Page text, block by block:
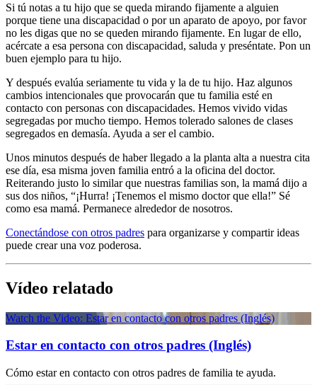
Si tú notas a tu hijo que se queda mirando fijamente a alguien
porque tiene una discapacidad o por un aparato de apoyo, por favor
no les digas que no se queden mirando fijamente. En lugar de ello,
acércate a esa persona con discapacidad, saluda y preséntate. Pon un
buen ejemplo para tu hijo.
Y después evalúa seriamente tu vida y la de tu hijo. Haz algunos
cambios intencionales que provocarán que tu familia esté en
contacto con personas con discapacidades. Hemos vivido vidas
segregadas por mucho tiempo. Hemos tolerado salones de clases
segregados en demasía. Ayuda a ser el cambio.
Unos minutos después de haber llegado a la planta alta a nuestra cita
ese día, esa misma joven familia entró a la oficina del doctor.
Reiterando justo lo similar que nuestras familias son, la mamá dijo a
sus dos niños, “¡Hurra! ¡Tenemos el mismo doctor que ella!” Sé
como esa mamá. Permanece alrededor de nosotros.
Conectándose con otros padres para organizarse y compartir ideas
puede crear una voz poderosa.
Vídeo relatado
Watch the Video: Estar en contacto con otros padres (Inglés)
Estar en contacto con otros padres (Inglés)
Cómo estar en contacto con otros padres de familia te ayuda.